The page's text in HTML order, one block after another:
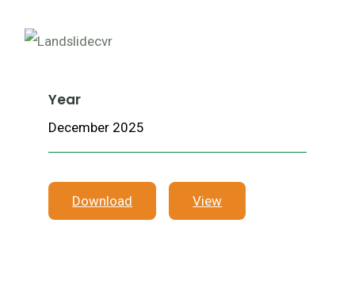
Year
December 2025
Download View